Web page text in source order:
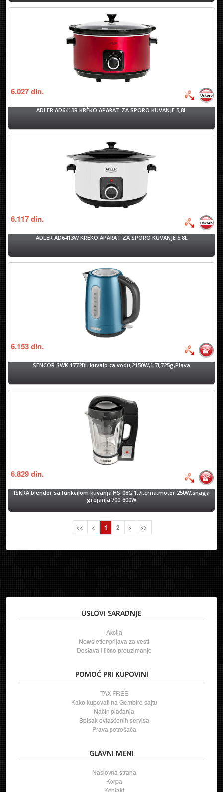
6.027din.
ADLER AD6413R KRÈKO APARAT ZA SPORO KUVANJE 5,8L
6.117din.
ADLER AD6413W KRÈKO APARAT ZA SPORO KUVANJE 5,8L
6.153din.
SENCOR SWK 1772BL kuvalo za vodu,2150W,1.7l,725g,Plava
6.829din.
ISKRA blender sa funkcijom kuvanja HS-08G,1.7l,crna,motor 250W,snaga
grejanja 700-800W
<< < 1 2 > >>
USLOVI SARADNJE
Akcija
Newsletter/prijava za vesti
Dostava i lično preuzimanje
POMOĆ PRI KUPOVINI
TAX FREE
Kako kupovati na Gembird sajtu
Način plaćanja
Spisak ovlasćenih servisa
Prava potrošača
GLAVNI MENI
Naslovna strana
Korpa
Kontakt